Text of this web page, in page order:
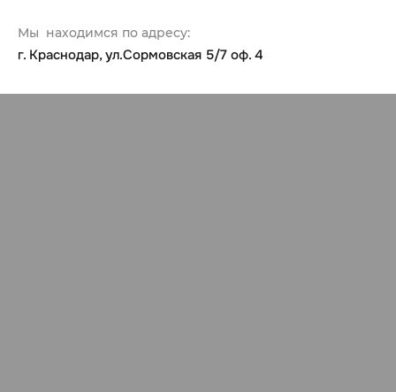
Мы находимся по адресу:
г. Краснодар, ул.Сормовская 5/7 оф. 4